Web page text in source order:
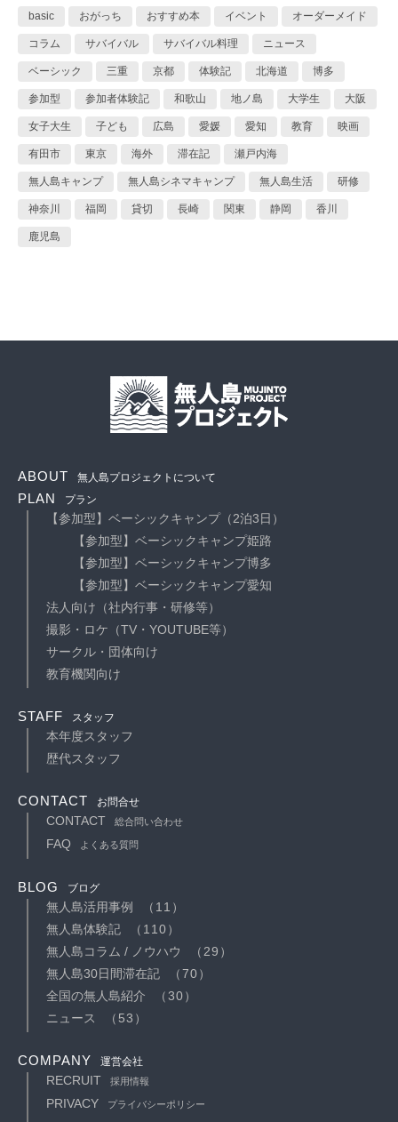
basic おがっち おすすめ本 イベント オーダーメイド
コラム サバイバル サバイバル料理 ニュース
ベーシック 三重 京都 体験記 北海道 博多
参加型 参加者体験記 和歌山 地ノ島 大学生 大阪
女子大生 子ども 広島 愛媛 愛知 教育 映画
有田市 東京 海外 滞在記 瀬戸内海
無人島キャンプ 無人島シネマキャンプ 無人島生活 研修
神奈川 福岡 貸切 長崎 関東 静岡 香川
鹿児島
ABOUT 無人島プロジェクトについて
PLAN プラン
【参加型】ベーシックキャンプ（2泊3日）
【参加型】ベーシックキャンプ姫路
【参加型】ベーシックキャンプ博多
【参加型】ベーシックキャンプ愛知
法人向け（社内行事・研修等）
撮影・ロケ（TV・YOUTUBE等）
サークル・団体向け
教育機関向け
STAFF スタッフ
本年度スタッフ
歴代スタッフ
CONTACT お問合せ
CONTACT 総合問い合わせ
FAQ よくある質問
BLOG ブログ
無人島活用事例
（11）
無人島体験記
（110）
無人島コラム / ノウハウ
（29）
無人島30日間滞在記
（70）
全国の無人島紹介
（30）
ニュース
（53）
COMPANY 運営会社
RECRUIT 採用情報
PRIVACY プライバシーポリシー